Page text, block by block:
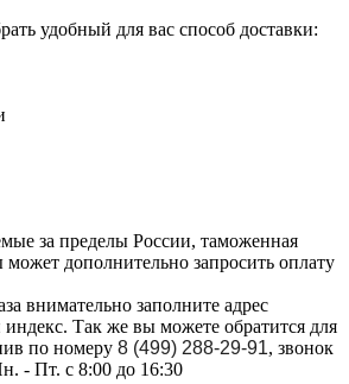
удобный для вас способ доставки:
за пределы России, таможенная
дополнительно запросить оплату
внимательно заполните адрес
Так же вы можете обратится для
по номеру 8 (499) 288-29-91, звонок
- Пт. с 8:00 до 16:30